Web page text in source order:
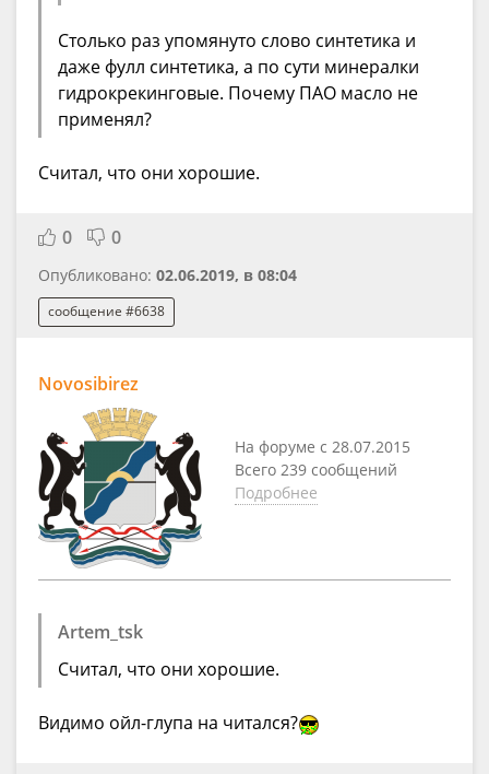
Столько раз упомянуто слово синтетика и
даже фулл синтетика, а по сути минералки
гидрокрекинговые. Почему ПАО масло не
применял?
Считал, что они хорошие.
0 0
Опубликовано: 02.06.2019, в 08:04
сообщение #6638
Novosibirez
На форуме с 28.07.2015
Всего 239 сообщений
Подробнее
Artem_tsk
Считал, что они хорошие.
Видимо ойл-глупа на читался?